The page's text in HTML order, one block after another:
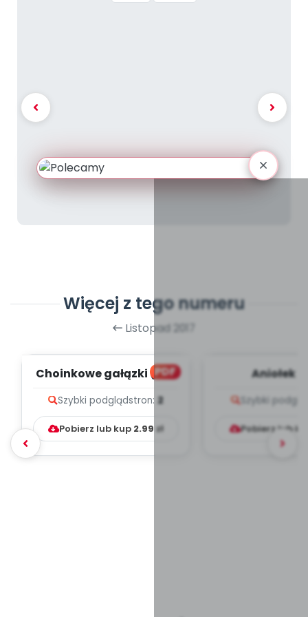
Więcej z tego numeru
Listopad 2017
PDF
Choinkowe gałązki (PD)
Szybki podglądstron: 2
Pobierz lub kup 2.99 zł
Aniołek
Szybki
Pobierz lub